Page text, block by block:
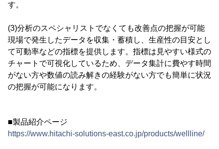
す。
(3)分析のスペシャリストでなくても改善点の把握が可能
現場で発生したデータを収集・蓄積し、生産性の目安とし
て可動率などの指標を提供します。指標は見やすい様式の
チャートで可視化しているため、データ集計に費やす時間
がない方や数値の読み解きの経験がない方でも簡単に状況
の把握が可能になります。
■製品紹介ページ
https://www.hitachi-solutions-east.co.jp/products/wellline/